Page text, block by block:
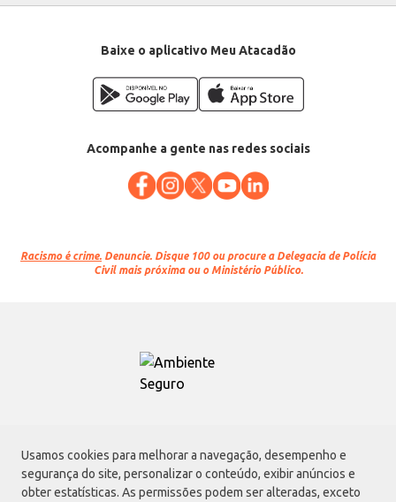
Usamos cookies para melhorar a navegação, desempenho e
segurança do site, personalizar o conteúdo, exibir anúncios e
obter estatísticas. As permissões podem ser alteradas, exceto
Baixe o aplicativo Meu Atacadão
Acompanhe a gente nas redes sociais
Racismo é crime. Denuncie. Disque 100 ou procure a Delegacia de Polícia
Civil mais próxima ou o Ministério Público.
Atacadão S.A.
Avenida Morvan Dias de Figueiredo, 6169, Vila Maria, São Paulo - SP | CEP
02170-901 | CNPJ: 75.315.333/0001-09